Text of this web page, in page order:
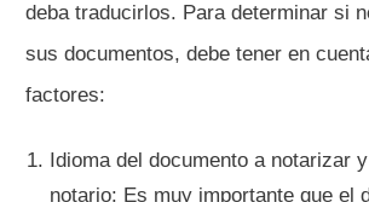
deba traducirlos. Para determinar si
sus documentos, debe tener en
factores:
Idioma del documento a notarizar
notario: Es muy importante que el